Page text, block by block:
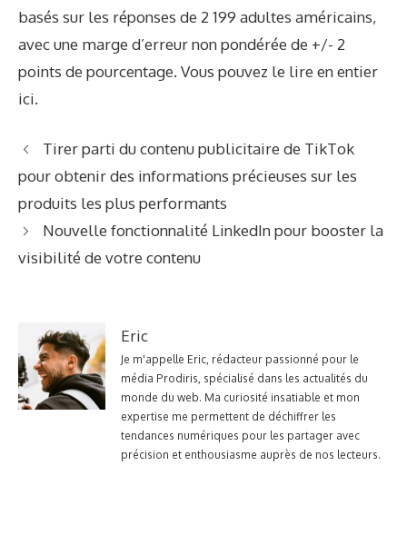
basés sur les réponses de 2 199 adultes américains,
avec une marge d’erreur non pondérée de +/- 2
points de pourcentage. Vous pouvez le lire en entier
ici.
Tirer parti du contenu publicitaire de TikTok
pour obtenir des informations précieuses sur les
produits les plus performants
Nouvelle fonctionnalité LinkedIn pour booster la
visibilité de votre contenu
Eric
Je m'appelle Eric, rédacteur passionné pour le
média Prodiris, spécialisé dans les actualités du
monde du web. Ma curiosité insatiable et mon
expertise me permettent de déchiffrer les
tendances numériques pour les partager avec
précision et enthousiasme auprès de nos lecteurs.